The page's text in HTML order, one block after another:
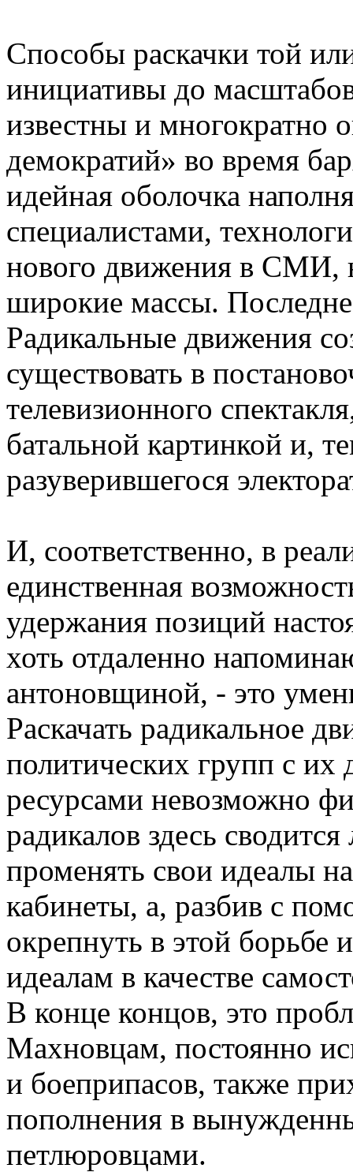
Способы раскачки той
инициативы до
известны и многократно
демократий» во время
идейная оболочка
специалистами,
нового движения в СМИ,
широкие массы.
Радикальные движения
существовать в
телевизионного
батальной картинкой и,
разуверившегося
И, соответственно, в
единственная
удержания позиций
хоть отдаленно
антоновщиной, - это
Раскачать радикальное
политических групп с
ресурсами невозможно
радикалов здесь
променять свои идеалы
кабинеты, а, разбив с
окрепнуть в этой
идеалам в качестве
В конце концов, это
Махновцам, постоянно
и боеприпасов, также
пополнения в
петлюровцами.